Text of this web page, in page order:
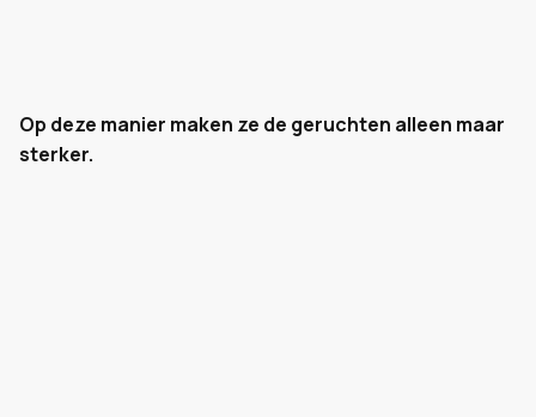
Op deze manier maken ze de geruchten alleen maar
sterker.